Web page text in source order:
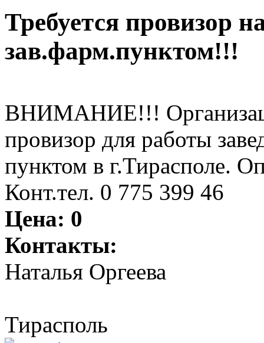
Требуется провизор
зав.фарм.пунктом!!!
ВНИМАНИЕ!!!
провизор для работы
пунктом в
Конт.тел. 0 775 399 46
Цена: 0
Контакты:
Наталья Оргеева
Тирасполь